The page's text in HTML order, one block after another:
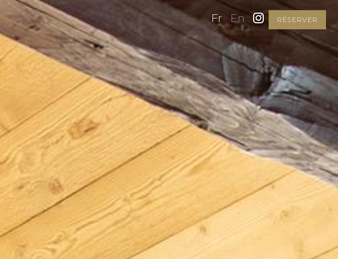
Fr En RÉSERVER